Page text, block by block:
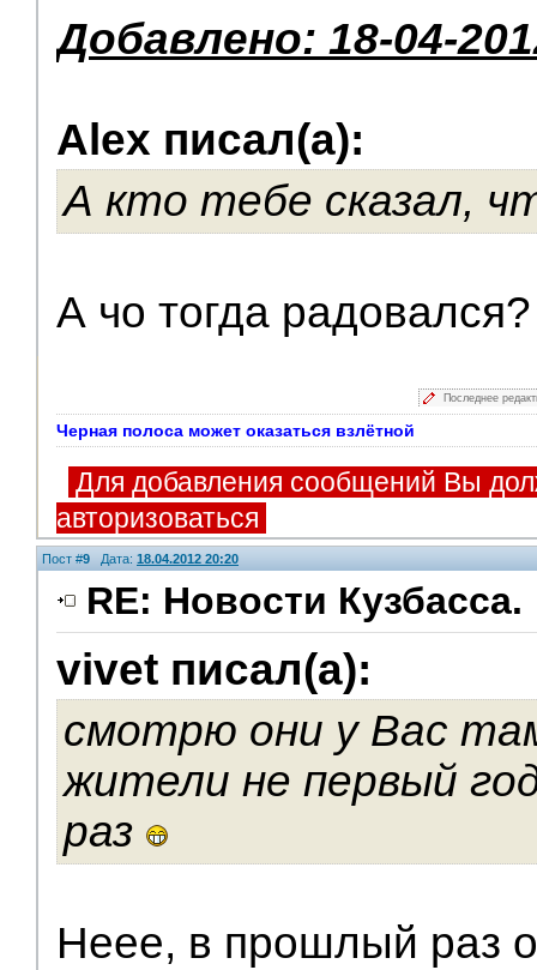
Добавлено: 18-04-
Alex писал(а):
А кто тебе сказал,
А чо тогда радовался?
Последнее
Черная полоса может оказаться взлётной
Для добавления сообщений Вы
авторизоваться
Пост #9 Дата: 18.04.2012 20:20
RE: Новости Кузбасса.
vivet писал(а):
смотрю они у Вас
жители не первый
раз
Неее, в прошлый раз
V.I.P.